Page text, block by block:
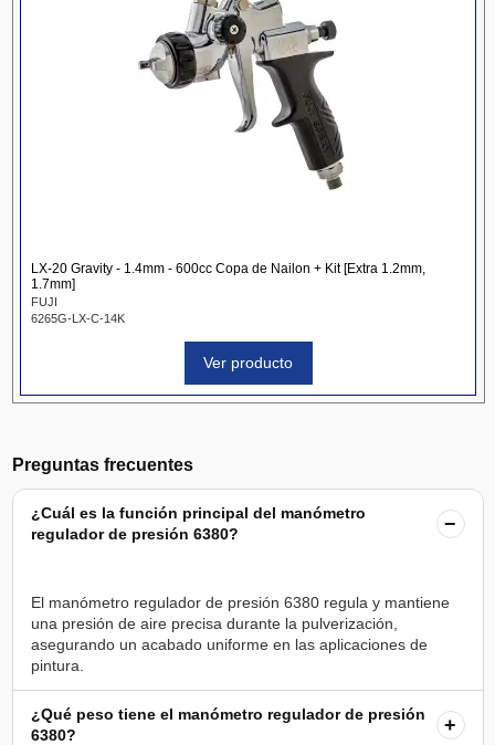
LX-20 Gravity - 1.4mm - 600cc Copa de Nailon + Kit [Extra 1.2mm,
1.7mm]
FUJI
6265G-LX-C-14K
Ver producto
Preguntas frecuentes
¿Cuál es la función principal del manómetro
regulador de presión 6380?
−
El manómetro regulador de presión 6380 regula y mantiene
una presión de aire precisa durante la pulverización,
asegurando un acabado uniforme en las aplicaciones de
¿Qué peso tiene el manómetro regulador de presión
6380?
+